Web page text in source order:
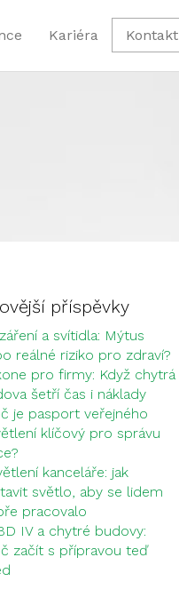
Kariéra Kontakt
příspěvky
a svítidla: Mýtus
reálné riziko pro zdraví?
pro firmy: Když chytrá
šetří čas i náklady
je pasport veřejného
klíčový pro správu
kanceláře: jak
světlo, aby se lidem
pracovalo
IV a chytré budovy:
začít s přípravou teď